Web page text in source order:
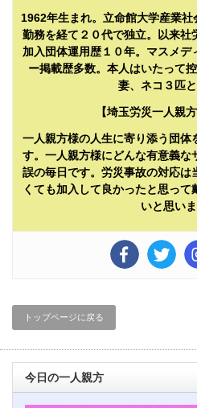
1962年生まれ。立命館大学産業
勤務を経て２０代で独立。以来社
加入団体運用歴１０年。マスメデ
ー掲載歴多数。本人はいたって
妻、ネコ３匹と
【埼玉労災一人親
一人親方様の人生に寄り添う団体
す。一人親方様にどんな有意義な
誤の毎日です。労災事故の対応は
くても加入して良かったと思っ
いと思いま
トップページに戻る
今日の一人親方